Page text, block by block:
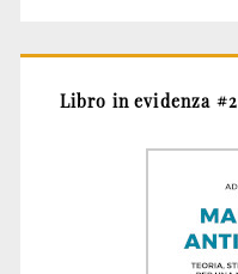
Libro in evidenza #2